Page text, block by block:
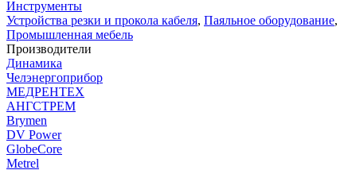
Инструменты
Устройства резки и прокола кабеля, Паяльное оборудование,
Промышленная мебель
Производители
Динамика
Челэнергоприбор
МЕДРЕНТЕХ
АНГСТРЕМ
Brymen
DV Power
GlobeCore
Metrel